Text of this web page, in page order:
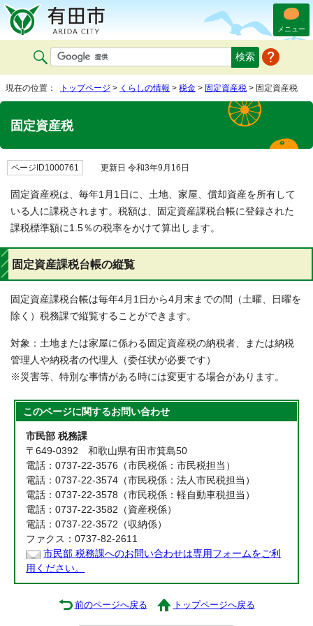
メニュー
現在の位置： トップページ > くらしの情報 > 税金 > 固定資産税 > 固定資産税
固定資産税
ページID1000761 更新日 令和3年9月16日
固定資産税は、毎年1月1日に、土地、家屋、償却資産を所有して
いる人に課税されます。税額は、固定資産課税台帳に登録された
課税標準額に1.5％の税率をかけて算出します。
固定資産課税台帳の縦覧
固定資産課税台帳は毎年4月1日から4月末までの間（土曜、日曜を
除く）税務課で縦覧することができます。
対象：土地または家屋に係わる固定資産税の納税者、または納税
管理人や納税者の代理人（委任状が必要です）
※災害等、特別な事情がある時には変更する場合があります。
このページに関するお問い合わせ
市民部 税務課
〒649-0392 和歌山県有田市箕島50
電話：0737-22-3576（市民税係：市民税担当）
電話：0737-22-3574（市民税係：法人市民税担当）
電話：0737-22-3578（市民税係：軽自動車税担当）
電話：0737-22-3582（資産税係）
電話：0737-22-3572（収納係）
ファクス：0737-82-2611
市民部 税務課へのお問い合わせは専用フォームをご利
用ください。
前のページへ戻る トップページへ戻る